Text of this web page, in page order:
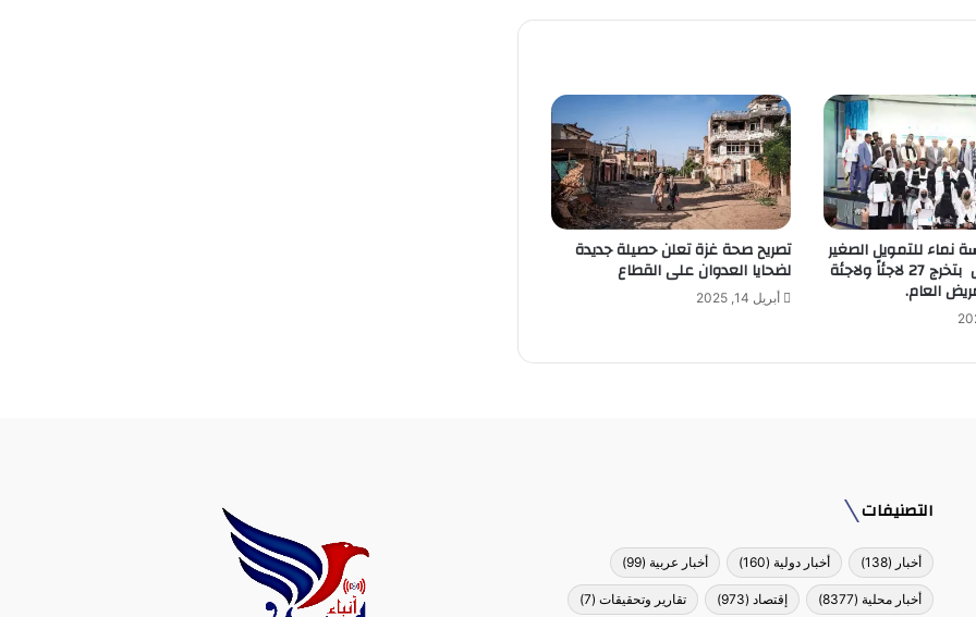
نماء للتمويل الصغير
والأصغر تحتفل بتخرج 27 لاجئاً ولاجئة
العام.
تصريح صحة غزة تعلن حصيلة جديدة
لضحايا العدوان على القطاع
أبريل 14, 2025
التصنيفات
أخبار (138) أخبار دولية(160) أخبار عربية(99)
أخبار محلية(8377) إقتصاد(973) تقارير وتحقيقات(7)